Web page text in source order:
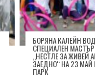
БОРЯНА КАЛЕЙН
СПЕЦИАЛЕН
„НЕСТЛЕ ЗА ЖИВЕЙ
ЗАЕДНО“ НА 23
ПАРК